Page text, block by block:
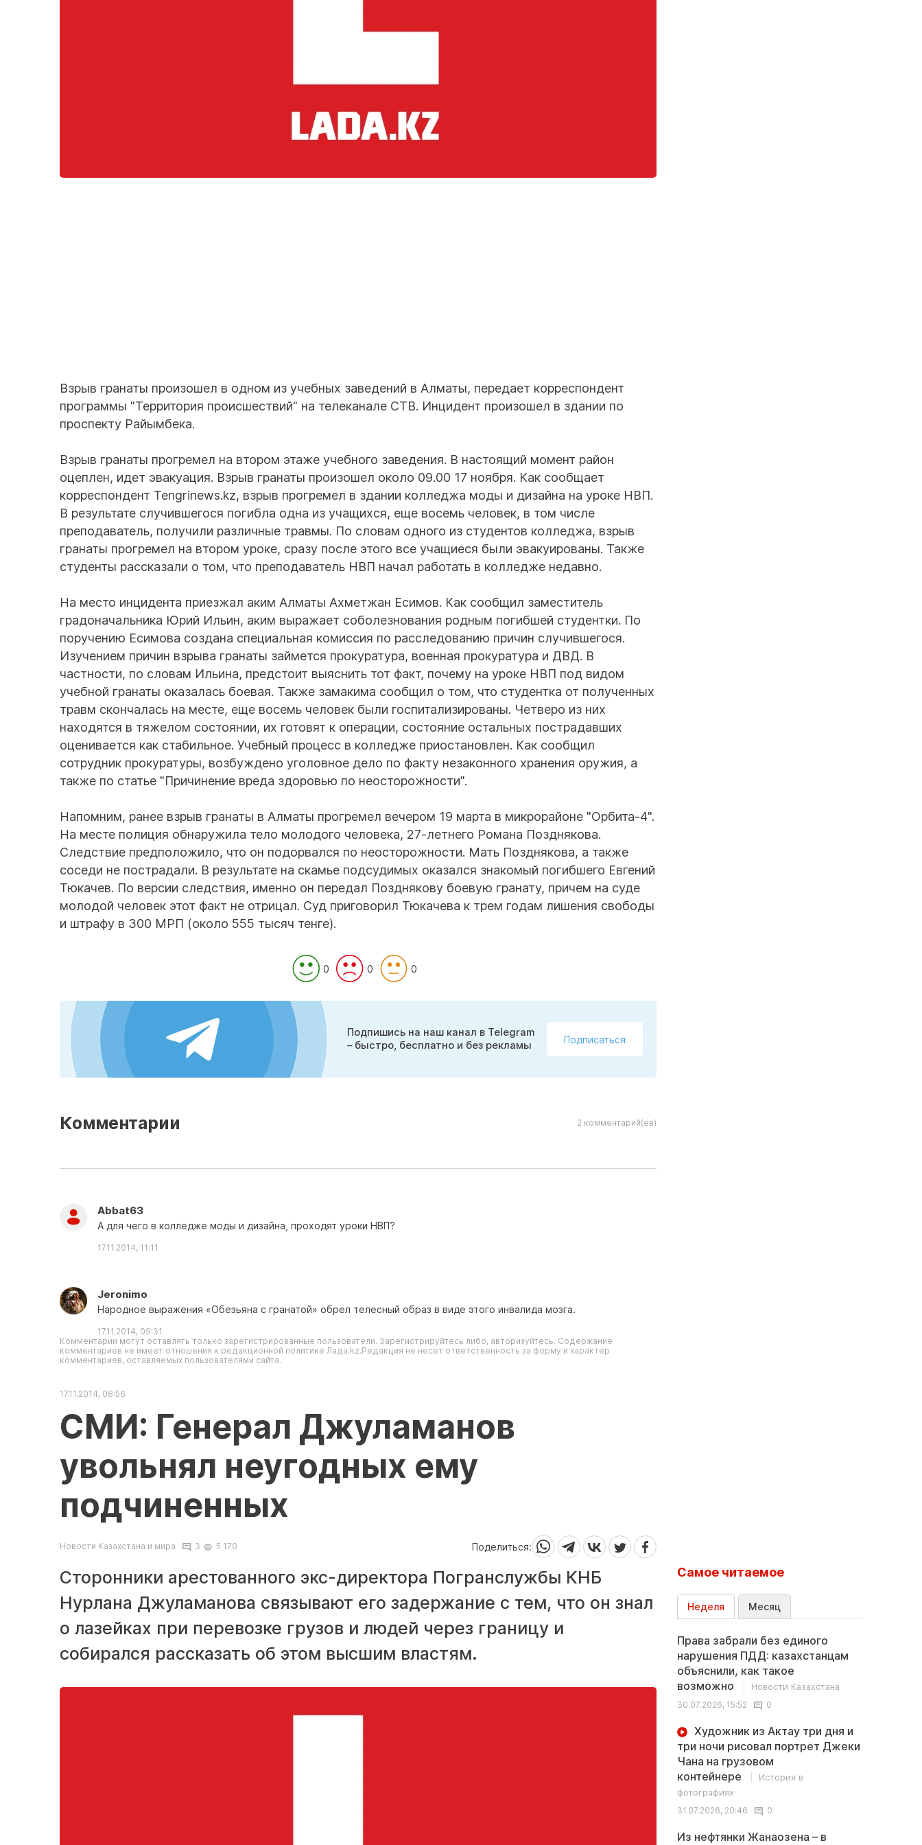
Взрыв гранаты произошел в одном из учебных заведений в Алматы, передает корреспондент
программы "Территория происшествий" на телеканале СТВ. Инцидент произошел в здании по
проспекту Райымбека.
Взрыв гранаты прогремел на втором этаже учебного заведения. В настоящий момент район
оцеплен, идет эвакуация. Взрыв гранаты произошел около 09.00 17 ноября. Как сообщает
корреспондент Tengrinews.kz, взрыв прогремел в здании колледжа моды и дизайна на уроке НВП.
В результате случившегося погибла одна из учащихся, еще восемь человек, в том числе
преподаватель, получили различные травмы. По словам одного из студентов колледжа, взрыв
гранаты прогремел на втором уроке, сразу после этого все учащиеся были эвакуированы. Также
студенты рассказали о том, что преподаватель НВП начал работать в колледже недавно.
На место инцидента приезжал аким Алматы Ахметжан Есимов. Как сообщил заместитель
градоначальника Юрий Ильин, аким выражает соболезнования родным погибшей студентки. По
поручению Есимова создана специальная комиссия по расследованию причин случившегося.
Изучением причин взрыва гранаты займется прокуратура, военная прокуратура и ДВД. В
частности, по словам Ильина, предстоит выяснить тот факт, почему на уроке НВП под видом
учебной гранаты оказалась боевая. Также замакима сообщил о том, что студентка от полученных
травм скончалась на месте, еще восемь человек были госпитализированы. Четверо из них
находятся в тяжелом состоянии, их готовят к операции, состояние остальных пострадавших
оценивается как стабильное. Учебный процесс в колледже приостановлен. Как сообщил
сотрудник прокуратуры, возбуждено уголовное дело по факту незаконного хранения оружия, а
также по статье "Причинение вреда здоровью по неосторожности".
Напомним, ранее взрыв гранаты в Алматы прогремел вечером 19 марта в микрорайоне "Орбита-4".
На месте полиция обнаружила тело молодого человека, 27-летнего Романа Позднякова.
Следствие предположило, что он подорвался по неосторожности. Мать Позднякова, а также
соседи не пострадали. В результате на скамье подсудимых оказался знакомый погибшего Евгений
Тюкачев. По версии следствия, именно он передал Позднякову боевую гранату, причем на суде
молодой человек этот факт не отрицал. Суд приговорил Тюкачева к трем годам лишения свободы
и штрафу в 300 МРП (около 555 тысяч тенге).
0 0 0
Подпишись на наш канал в Telegram
– быстро, бесплатно и без рекламы
Подписаться
Комментарии 2 комментарий(ев)
Abbat63
А для чего в колледже моды и дизайна, проходят уроки НВП?
17.11.2014, 11:11
Jeronimo
Народное выражения «Обезьяна с гранатой» обрел телесный образ в виде этого инвалида мозга.
17.11.2014, 09:31
Комментарии могут оставлять только зарегистрированные пользователи. Зарегистрируйтесь либо, авторизуйтесь. Содержание
комментариев не имеет отношения к редакционной политике Лада.kz.Редакция не несет ответственность за форму и характер
комментариев, оставляемых пользователями сайта.
17.11.2014, 08:56
СМИ: Генерал Джуламанов
увольнял неугодных ему
подчиненных
Новости Казахстана и мира 3 5 170 Поделиться:
Сторонники арестованного экс-директора Погранслужбы КНБ
Нурлана Джуламанова связывают его задержание с тем, что он знал
о лазейках при перевозке грузов и людей через границу и
собирался рассказать об этом высшим властям.
Самое читаемое
Неделя Месяц
Права забрали без единого
нарушения ПДД: казахстанцам
объяснили, как такое
возможно
Новости Казахстана
30.07.2026, 15:52
0
Художник из Актау три дня и
три ночи рисовал портрет Джеки
Чана на грузовом
контейнере
История в
фотографиях
31.07.2026, 20:46
0
Из нефтянки Жанаозена – в